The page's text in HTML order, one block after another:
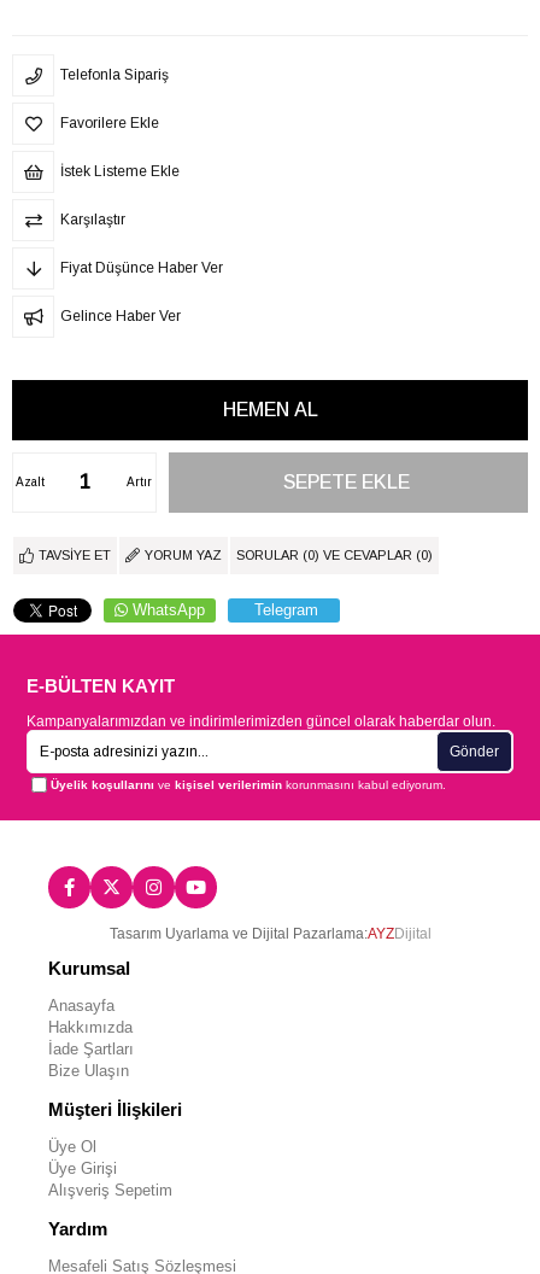
Telefonla Sipariş
Favorilere Ekle
İstek Listeme Ekle
Karşılaştır
Fiyat Düşünce Haber Ver
Gelince Haber Ver
Artır
Azalt
TAVSIYE ET YORUM YAZ SORULAR (0) VE CEVAPLAR (0)
WhatsApp Telegram
E-BÜLTEN KAYIT
Kampanyalarımızdan ve indirimlerimizden güncel olarak haberdar olun.
Gönder
Üyelik koşullarını vekişisel verilerimin korunmasını kabul ediyorum.
Tasarım Uyarlama ve Dijital Pazarlama:AYZDijital
Kurumsal
Anasayfa
Hakkımızda
İade Şartları
Bize Ulaşın
Müşteri İlişkileri
Üye Ol
Üye Girişi
Alışveriş Sepetim
Yardım
Mesafeli Satış Sözleşmesi